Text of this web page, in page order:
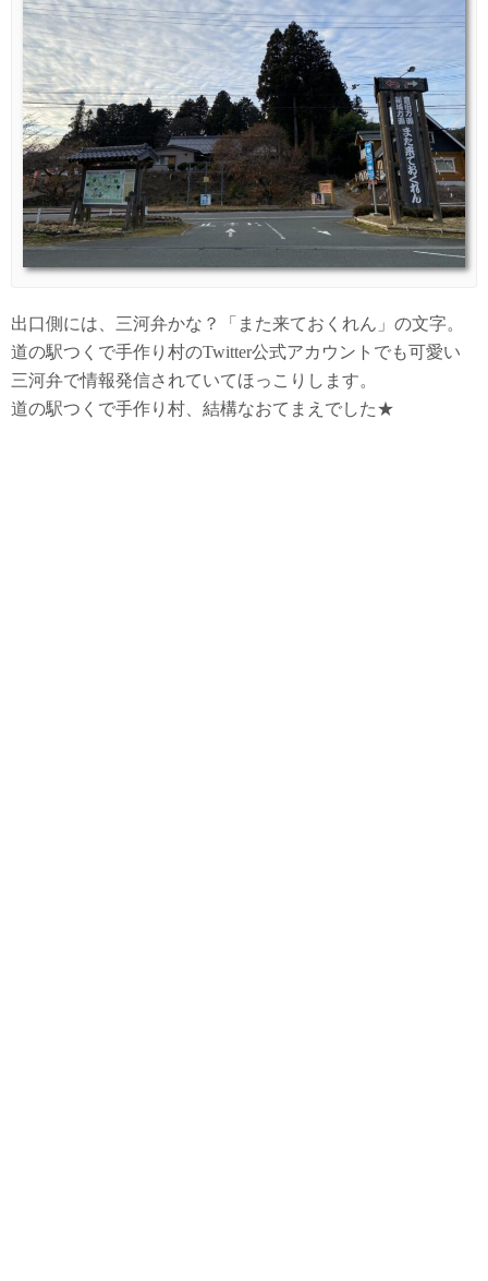
出口側には、三河弁かな？「また来ておくれん」の文字。
道の駅つくで手作り村のTwitter公式アカウントでも可愛い
三河弁で情報発信されていてほっこりします。
道の駅つくで手作り村、結構なおてまえでした★